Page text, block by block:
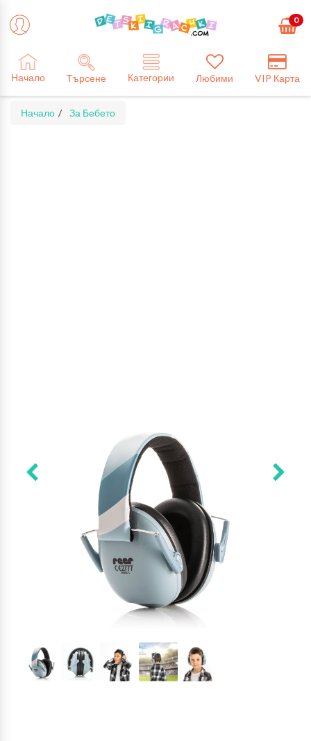
0
Начало Търсене Категории Любими VIP Карта
Начало За Бебето